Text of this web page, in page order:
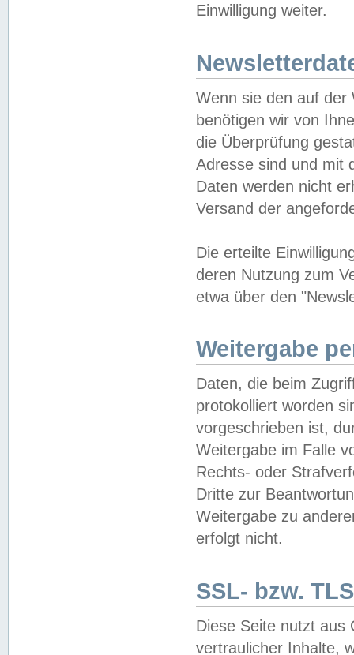
Einwilligung weiter.
Wenn sie den auf der
benötigen wir von
die Überprüfung
Adresse sind und mit
Daten werden nicht
Versand der
Die erteilte
deren Nutzung zum
etwa über den
Weitergabe
Daten, die beim
protokolliert worden
vorgeschrieben ist,
Weitergabe im Falle
Rechts- oder
Dritte zur
Weitergabe zu
erfolgt nicht.
SSL- bzw.
Diese Seite nutzt aus
vertraulicher Inhalte,